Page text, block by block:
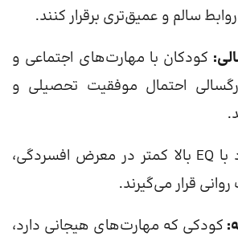
سالم و عمیق‌تری برقرار کنند.
کودکان با مهارت‌های اجتماعی و
احتمال موفقیت تحصیلی و
افراد با EQ بالا کمتر در معرض افسردگی،
قرار می‌گیرند.
کودکی که مهارت‌های هیجانی دارد،